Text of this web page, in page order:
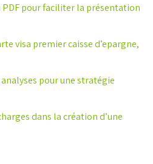
PDF pour faciliter la présentation
visa premier caisse d’epargne,
pour une stratégie
dans la création d’une